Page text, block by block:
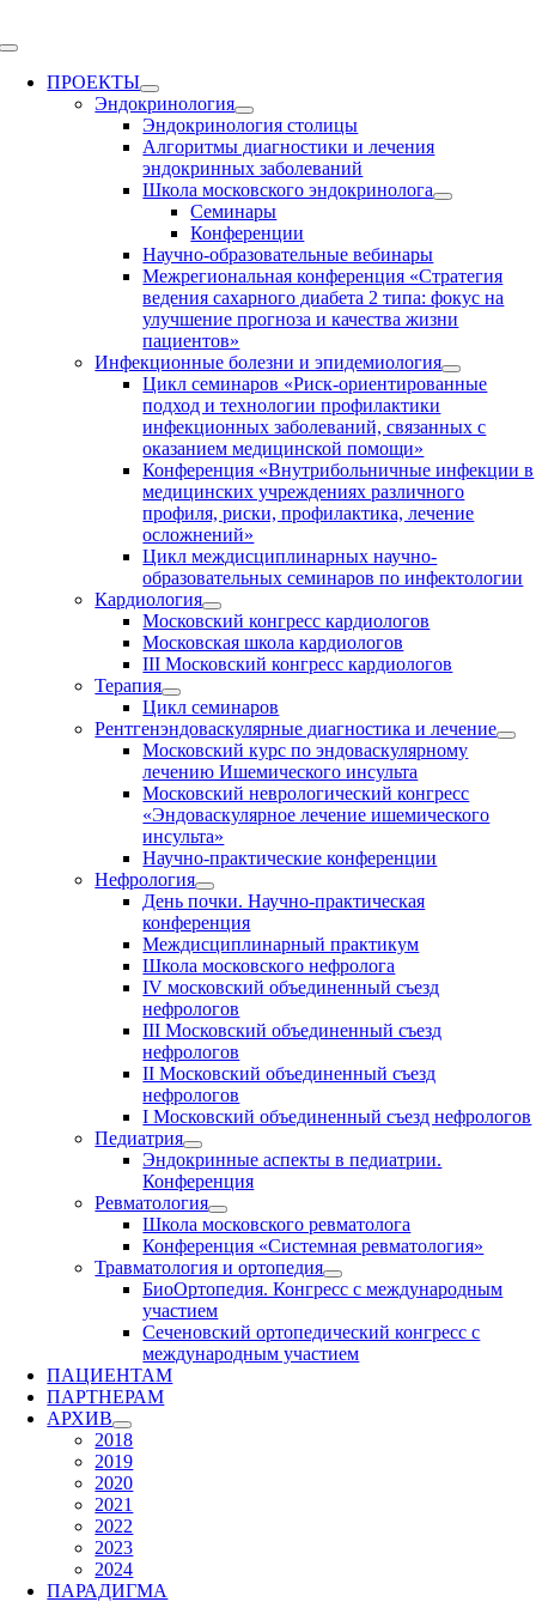
to
Toggle
NavigationПРОЕКТЫ
Эндокринология
Эндокринология столицы
Алгоритмы диагностики и лечения
эндокринных заболеваний
Школа московского эндокринолога
Семинары
Конференции
Научно-образовательные вебинары
Межрегиональная конференция «Стратегия
ведения сахарного диабета 2 типа: фокус на
улучшение прогноза и качества жизни
пациентов»
Инфекционные болезни и эпидемиология
Цикл семинаров «Риск-ориентированные
подход и технологии профилактики
инфекционных заболеваний, связанных с
оказанием медицинской помощи»
Конференция «Внутрибольничные инфекции в
медицинских учреждениях различного
профиля, риски, профилактика, лечение
осложнений»
Цикл междисциплинарных научно-
образовательных семинаров по инфектологии
Кардиология
Московский конгресс кардиологов
Московская школа кардиологов
III Московский конгресс кардиологов
Терапия
Цикл семинаров
Рентгенэндоваскулярные диагностика и лечение
Московский курс по эндоваскулярному
лечению Ишемического инсульта
Московский неврологический конгресс
«Эндоваскулярное лечение ишемического
инсульта»
Научно-практические конференции
Нефрология
День почки. Научно-практическая
конференция
Междисциплинарный практикум
Школа московского нефролога
IV московский объединенный съезд
нефрологов
III Московский объединенный съезд
нефрологов
II Московский объединенный съезд
нефрологов
I Московский объединенный съезд нефрологов
Педиатрия
Эндокринные аспекты в педиатрии.
Конференция
Ревматология
Школа московского ревматолога
Конференция «Системная ревматология»
Травматология и ортопедия
БиоОртопедия. Конгресс с международным
участием
Сеченовский ортопедический конгресс с
международным участием
ПАЦИЕНТАМ
ПАРТНЕРАМ
АРХИВ
2018
2019
2020
2021
2022
2023
2024
ПАРАДИГМА